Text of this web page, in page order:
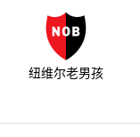
纽维尔老男孩